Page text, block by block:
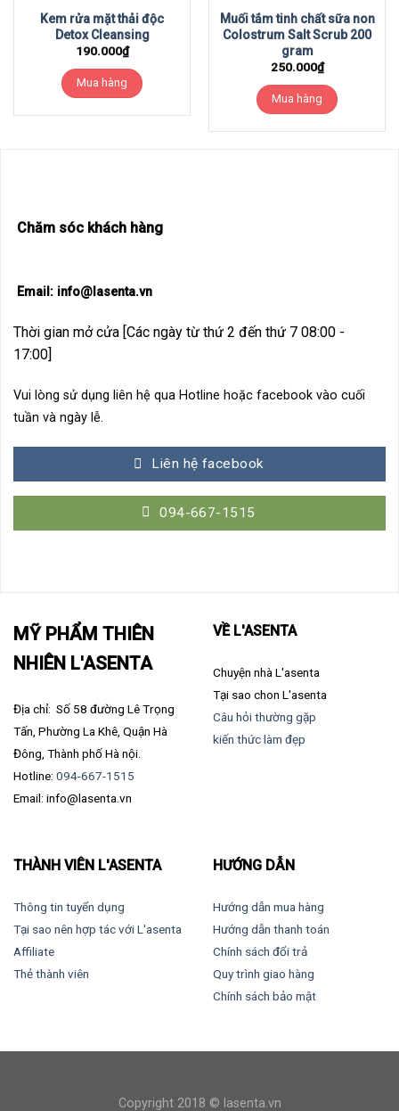
Kem rửa mặt thải độc
Detox Cleansing
190.000₫
Mua hàng
Muối tắm tinh chất sữa non
Colostrum Salt Scrub 200
gram
250.000₫
Mua hàng
Chăm sóc khách hàng
Email: info@lasenta.vn
Thời gian mở cửa [Các ngày từ thứ 2 đến thứ 7 08:00 -
17:00]
Vui lòng sử dụng liên hệ qua Hotline hoặc facebook vào cuối
tuần và ngày lễ.
Liên hệ facebook
094-667-1515
MỸ PHẨM THIÊN
NHIÊN L'ASENTA
Địa chỉ: Số 58 đường Lê Trọng
Tấn, Phường La Khê, Quận Hà
Đông, Thành phố Hà nội.
Hotline: 094-667-1515
Email: info@lasenta.vn
VỀ L'ASENTA
Chuyện nhà L'asenta
Tại sao chon L'asenta
Câu hỏi thường gặp
kiến thức làm đẹp
THÀNH VIÊN L'ASENTA
Thông tin tuyển dụng
Tại sao nên hợp tác với L'asenta
Affiliate
Thẻ thành viên
HƯỚNG DẪN
Hướng dẫn mua hàng
Hướng dẫn thanh toán
Chính sách đổi trả
Quy trình giao hàng
Chính sách bảo mật
Copyright 2018 © lasenta.vn